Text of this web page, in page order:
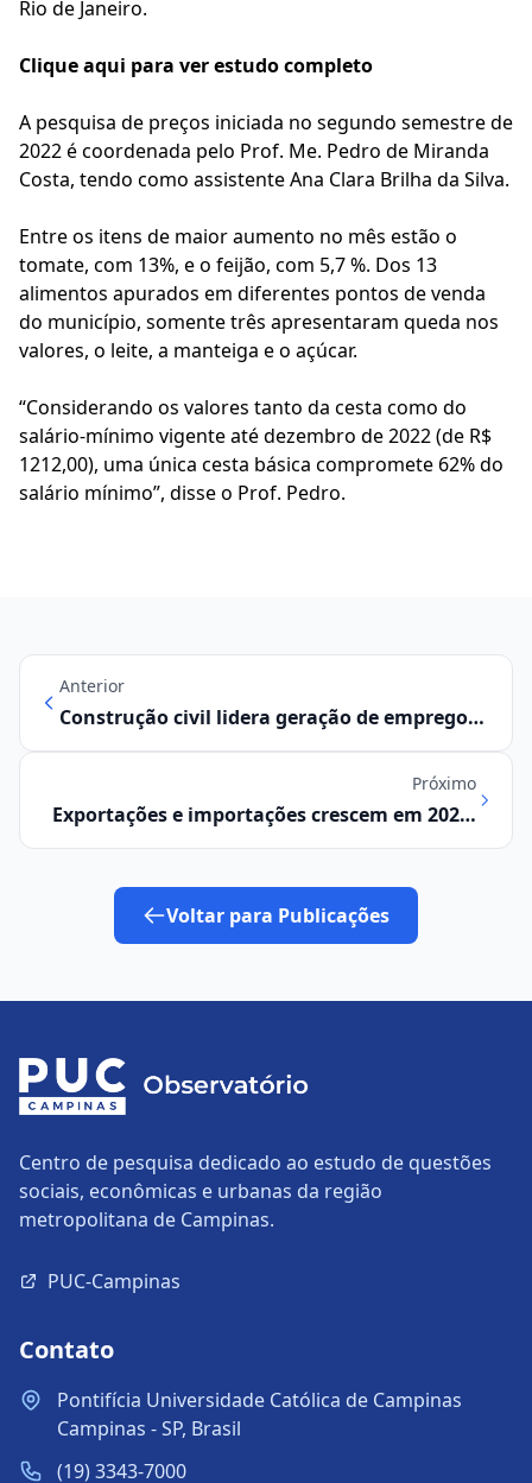
Rio de Janeiro.
Clique aqui para ver estudo completo
A pesquisa de preços iniciada no segundo semestre de
2022 é coordenada pelo Prof. Me. Pedro de Miranda
Costa, tendo como assistente Ana Clara Brilha da Silva.
Entre os itens de maior aumento no mês estão o
tomate, com 13%, e o feijão, com 5,7 %. Dos 13
alimentos apurados em diferentes pontos de venda
do município, somente três apresentaram queda nos
valores, o leite, a manteiga e o açúcar.
“Considerando os valores tanto da cesta como do
salário-mínimo vigente até dezembro de 2022 (de R$
1212,00), uma única cesta básica compromete 62% do
salário mínimo”, disse o Prof. Pedro.
Anterior
Construção civil lidera geração de empregos
na RMC em setembro
Próximo
Exportações e importações crescem em 2022,
mas participação da RMC diminui
Voltar para Publicações
Centro de pesquisa dedicado ao estudo de questões
sociais, econômicas e urbanas da região
metropolitana de Campinas.
PUC-Campinas
Contato
Pontifícia Universidade Católica de Campinas
Campinas - SP, Brasil
(19) 3343-7000